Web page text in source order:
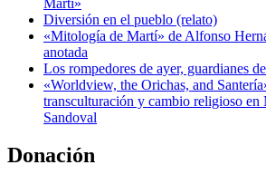
Diversión en el pueblo (relato)
«Mitología de Martí» de Alfonso
anotada
Los rompedores de ayer, guardianes
«Worldview, the Orichas, and
transculturación y cambio religioso en
Sandoval
Donación